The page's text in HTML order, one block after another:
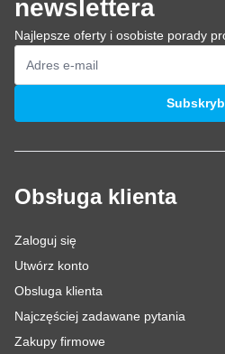
newslettera
Najlepsze oferty i osobiste porady
Adres e-mail
Obsługa klienta
Zaloguj się
Utwórz konto
Obsluga klienta
Najczęściej zadawane pytania
Zakupy firmowe